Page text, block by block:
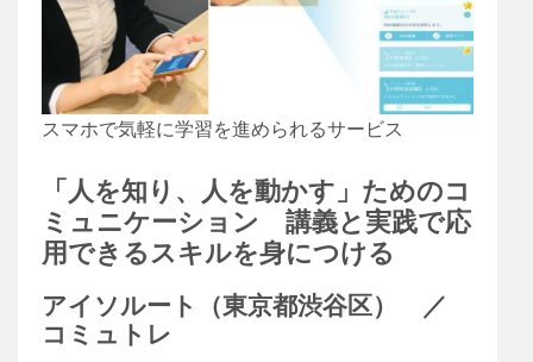
スマホで気軽に学習を進められるサービス
「人を知り、人を動かす」ためのコ
ミュニケーション 講義と実践で応
用できるスキルを身につける
アイソルート
（東京都渋谷区） ／
コミュトレ